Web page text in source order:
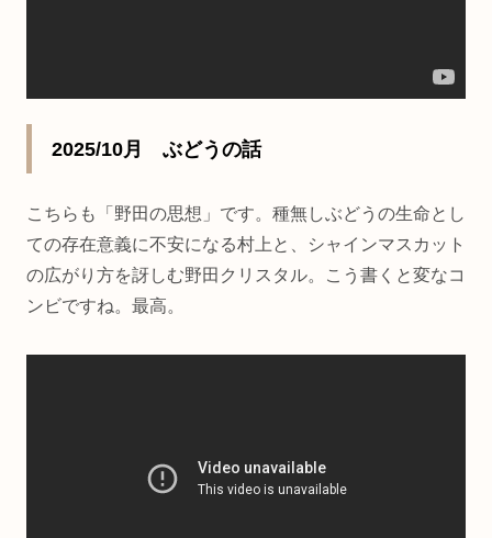
2025/10月 ぶどうの話
こちらも「野田の思想」です。種無しぶどうの生命とし
ての存在意義に不安になる村上と、シャインマスカット
の広がり方を訝しむ野田クリスタル。こう書くと変なコ
ンビですね。最高。